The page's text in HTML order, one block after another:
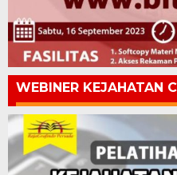
WEBINER KEJAHATAN